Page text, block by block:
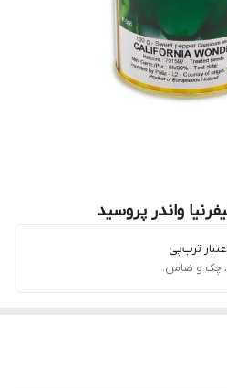
واندر پروسید
ترب‌پی